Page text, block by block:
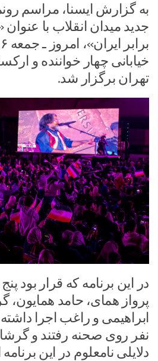
به گزارش ایسنا، مراسم
جدید میدان انقلاب با عنوان
خیابانی چهار خواننده و
تهران برگزار شد.
در این برنامه که قرار بود
پرواز همای، حامد همایون،
ابراهیمی و راغب اجرا داشته
نفر روی صحنه رفتند و گرشا
دلایلی نامعلوم در این